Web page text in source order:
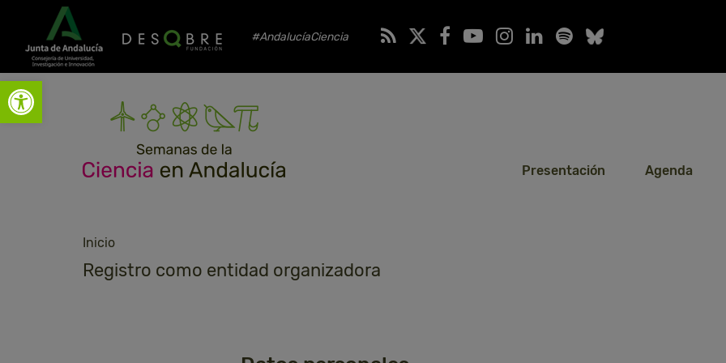
Abrir barra de herramientas
#AndalucíaCiencia
Presentación Agenda
Inicio
Registro como entidad organizadora